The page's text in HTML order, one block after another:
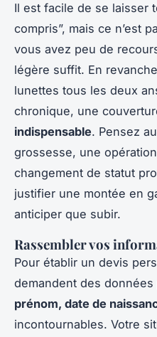
Il est facile de se laisser
compris”, mais ce n’est
vous avez peu de
légère suffit. En
lunettes tous les deux
chronique, une
indispensable. Pensez
grossesse, une
changement de statut
justifier une montée en
anticiper que subir.
Rassembler vos
Pour établir un devis
demandent des données
prénom, date de
incontournables. Votre